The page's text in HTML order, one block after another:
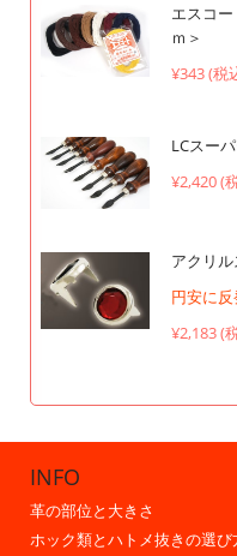
エスコ
ｍ＞
¥343 (税
LCスー
¥2,420 (
アクリ
円安に
¥2,183 (
INFO
革の部位と大きさ
ホック類とハトメ抜きの選び